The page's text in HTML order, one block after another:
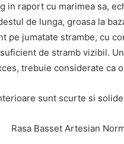
in raport cu marimea sa,
de lunga, groasa la
pe jumatate strambe, cu
de stramb vizibil.
trebuie considerate ca
sunt scurte si